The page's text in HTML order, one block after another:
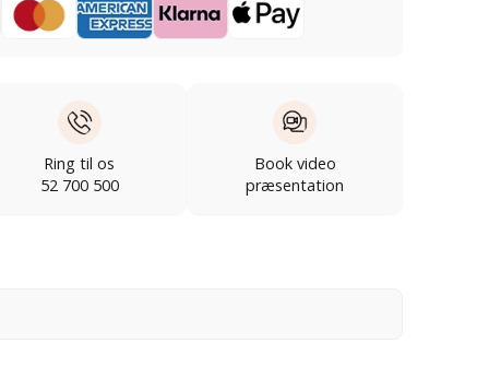
Ring til os
52 700 500
Book video
præsentation